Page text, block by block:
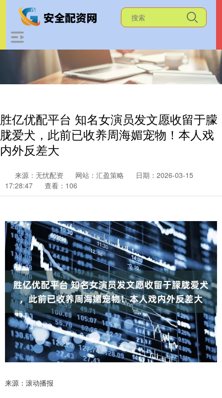
胜亿优配平台 知名女演员发文愿收留于朦
胧爱犬，此前已收养周海媚宠物！本人戏
内外反差大
来源：无忧配资 网站：汇盈策略
日期：2026-03-15
17:28:47
查看：106
来源：滚动播报